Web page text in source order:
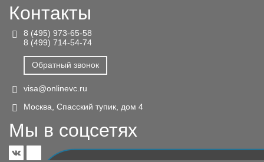
Контакты
8 (495) 973-65-58
8 (499) 714-54-74
Обратный звонок
visa@onlinevc.ru
Москва, Спасский тупик, дом 4
Мы в соцсетях